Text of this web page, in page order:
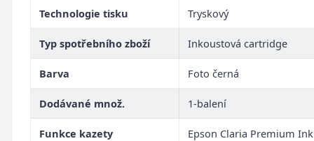
Technologie tisku Tryskový
Typ spotřebního zboží Inkoustová cartridge
Barva Foto černá
Dodávané množ. 1-balení
Funkce kazety Epson Claria Premium Ink